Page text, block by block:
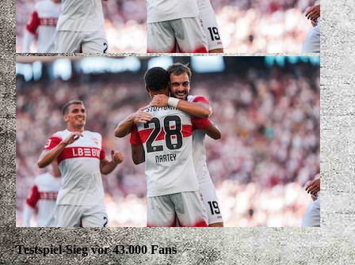
Testspiel-Sieg vor 43.000 Fans